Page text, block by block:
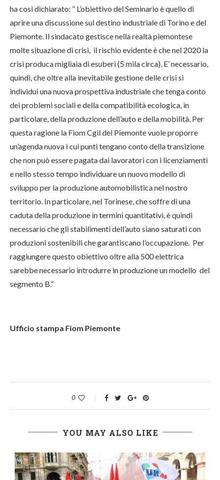
ha così dichiarato: “ L’obiettivo del Seminario è quello di
aprire una discussione sul destino industriale di Torino e del
Piemonte. Il sindacato gestisce nella realtà piemontese
molte situazione di crisi, il rischio evidente è che nel 2020 la
crisi produca migliaia di esuberi (5 mila circa). E’ necessario,
quindi, che oltre alla inevitabile gestione delle crisi si
individui una nuova prospettiva industriale che tenga conto
dei problemi sociali e della compatibilità ecologica, in
particolare, della produzione dell’auto e della mobilità. Per
questa ragione la Fiom Cgil del Piemonte vuole proporre
un’agenda nuova i cui punti tengano conto della transizione
che non può essere pagata dai lavoratori con i licenziamenti
e nello stesso tempo individuare un nuovo modello di
sviluppo per la produzione automobilistica nel nostro
territorio. In particolare, nel Torinese, che soffre di una
caduta della produzione in termini quantitativi, è quindi
necessario che gli stabilimenti dell’auto siano saturati con
produzioni sostenibili che garantiscano l’occupazione. Per
raggiungere questo obiettivo oltre alla 500 elettrica
sarebbe necessario introdurre in produzione un modello del
segmento B.”
Ufficio stampa Fiom Piemonte
0
YOU MAY ALSO LIKE